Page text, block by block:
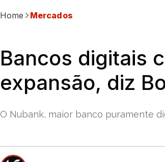
Home Mercados
Bancos digitais
expansão, diz
O Nubank, maior banco puramente